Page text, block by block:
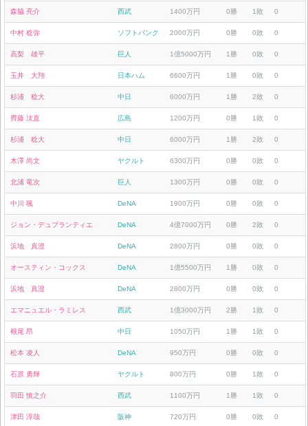
森脇 亮介 西武 1400万円 0勝 1敗 0
中村 稔弥 ソフトバンク 2000万円 0勝 0敗 0
高梨 雄平 巨人 1億5000万円 1勝 0敗 0
玉井 大翔 日本ハム 6600万円 1勝 0敗 0
杉浦 稔大 中日 6000万円 1勝 2敗 0
齊藤 汰直 広島 1200万円 0勝 1敗 0
杉浦 稔大 中日 6000万円 1勝 2敗 0
木澤 尚文 ヤクルト 6300万円 0勝 0敗 0
北浦 竜次 巨人 1300万円 0勝 0敗 0
中川 颯 DeNA 1900万円 0勝 0敗 0
ジョン・デュプランティエ DeNA 4億7000万円 0勝 2敗 0
浜地 真澄 DeNA 2800万円 0勝 0敗 0
オースティン・コックス DeNA 1億5500万円 1勝 0敗 0
浜地 真澄 DeNA 2800万円 0勝 0敗 0
エマニュエル・ラミレス 西武 1億3000万円 2勝 1敗 0
根尾 昂 中日 1050万円 1勝 1敗 0
松本 凌人 DeNA 950万円 0勝 0敗 0
石原 勇輝 ヤクルト 800万円 0勝 1敗 0
羽田 慎之介 西武 1100万円 1勝 1敗 0
津田 淳哉 阪神 720万円 0勝 0敗 0